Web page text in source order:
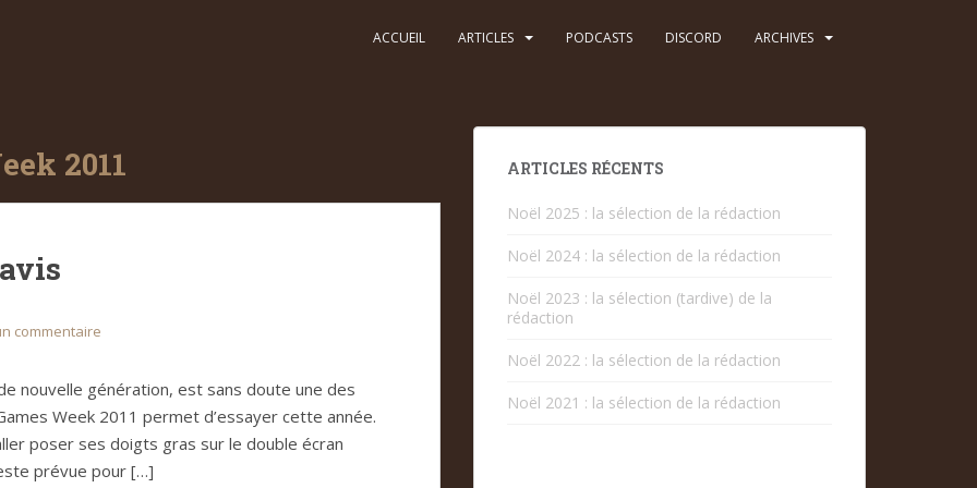
ACCUEIL ARTICLES PODCASTS DISCORD ARCHIVES
2011
commentaire
nouvelle génération, est sans doute une des
Week 2011 permet d’essayer cette année.
poser ses doigts gras sur le double écran
prévue pour […]
ARTICLES RÉCENTS
Noël 2025 : la sélection de la rédaction
Noël 2024 : la sélection de la rédaction
Noël 2023 : la sélection (tardive) de la
rédaction
Noël 2022 : la sélection de la rédaction
Noël 2021 : la sélection de la rédaction